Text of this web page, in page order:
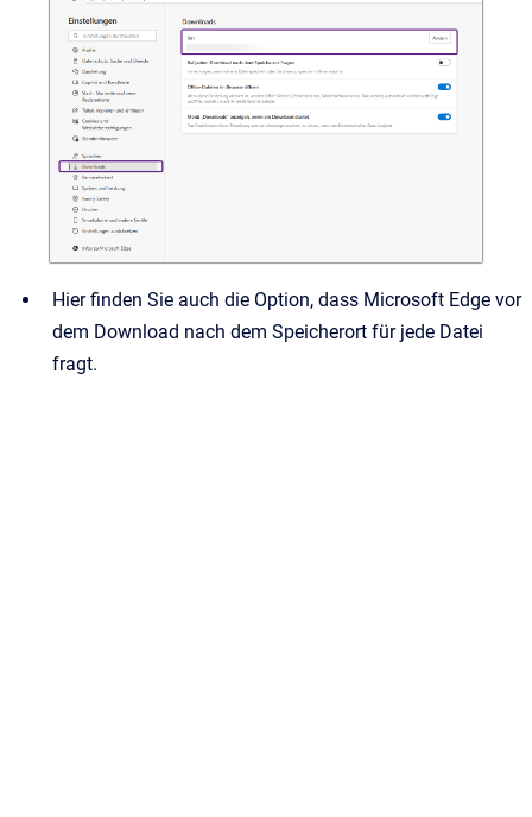
Hier finden Sie auch die Option, dass Microsoft Edge vor
dem Download nach dem Speicherort für jede Datei
fragt.